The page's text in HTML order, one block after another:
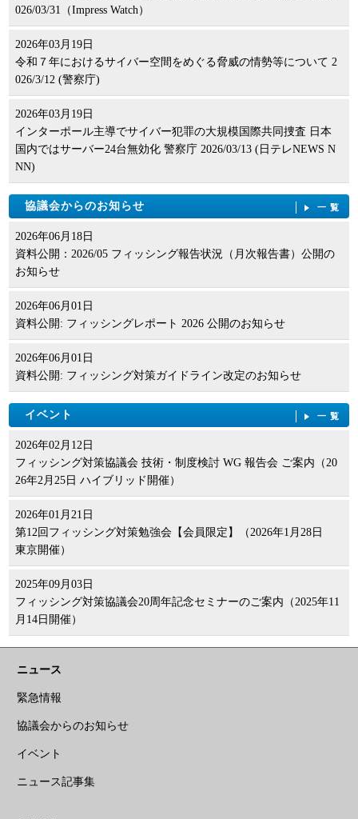
026/03/31（Impress Watch）
2026年03月19日
令和７年におけるサイバー空間をめぐる脅威の情勢等について 2
026/3/12 (警察庁)
2026年03月19日
インターポール主導でサイバー犯罪の大規模国際共同捜査 日本
国内ではサーバー24台無効化 警察庁 2026/03/13 (日テレNEWS N
NN)
協議会からのお知らせ 一覧
2026年06月18日
資料公開：2026/05 フィッシング報告状況（月次報告書）公開の
お知らせ
2026年06月01日
資料公開: フィッシングレポート 2026 公開のお知らせ
2026年06月01日
資料公開: フィッシング対策ガイドライン改定のお知らせ
イベント 一覧
2026年02月12日
フィッシング対策協議会 技術・制度検討 WG 報告会 ご案内（20
26年2月25日 ハイブリッド開催）
2026年01月21日
第12回フィッシング対策勉強会【会員限定】（2026年1月28日
東京開催）
2025年09月03日
フィッシング対策協議会20周年記念セミナーのご案内（2025年11
月14日開催）
ニュース
緊急情報
協議会からのお知らせ
イベント
ニュース記事集